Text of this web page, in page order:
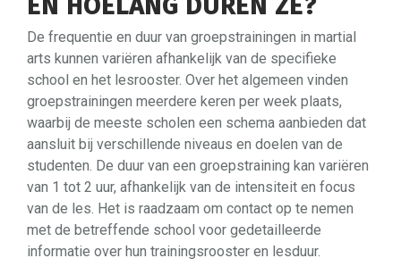
De frequentie en duur van groepstrainingen in martial
arts kunnen variëren afhankelijk van de specifieke
school en het lesrooster. Over het algemeen vinden
groepstrainingen meerdere keren per week plaats,
waarbij de meeste scholen een schema aanbieden dat
aansluit bij verschillende niveaus en doelen van de
studenten. De duur van een groepstraining kan variëren
van 1 tot 2 uur, afhankelijk van de intensiteit en focus
van de les. Het is raadzaam om contact op te nemen
met de betreffende school voor gedetailleerde
informatie over hun trainingsrooster en lesduur.